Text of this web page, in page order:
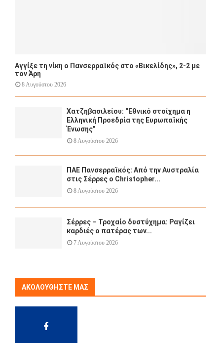
Αγγίξε τη νίκη ο Πανσερραϊκός στο «Βικελίδης», 2-2 με
τον Άρη
8 Αυγούστου 2026
Χατζηβασιλείου: “Εθνικό στοίχημα η
Ελληνική Προεδρία της Ευρωπαϊκής
Ένωσης”
8 Αυγούστου 2026
ΠΑΕ Πανσερραϊκός: Από την Αυστραλία
στις Σέρρες ο Christopher...
8 Αυγούστου 2026
Σέρρες – Τροχαίο δυστύχημα: Ραγίζει
καρδιές ο πατέρας των...
7 Αυγούστου 2026
ΑΚΟΛΟΥΘΉΣΤΕ ΜΑΣ